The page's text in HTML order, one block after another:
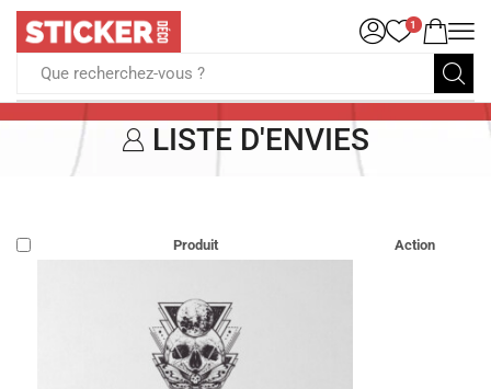
Que recherchez-vous ?
1
LISTE D'ENVIES
Produit Action